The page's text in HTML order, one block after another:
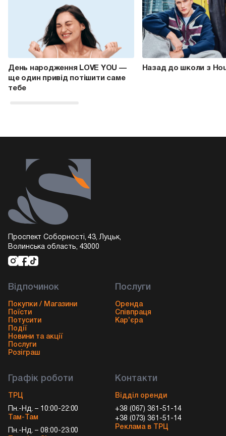
День народження LOVE YOU —
ще один привід потішити саме
тебе
Назад до школи з
Проспект Соборності, 43, Луцьк,
Волинська область, 43000
Відпочинок
Покупки / Магазини
Поїсти
Потусити
Події
Новини та акції
Послуги
Розіграш
Послуги
Оренда
Співпраця
Кар’єра
Графік роботи
ТРЦ
Пн.-Нд. – 10:00-22:00
Там-Там
Пн.-Нд. – 08:00-23:00
Контакти
Відділ оренди
+38 (067) 361-51-14
+38 (073) 361-51-14
Реклама в ТРЦ